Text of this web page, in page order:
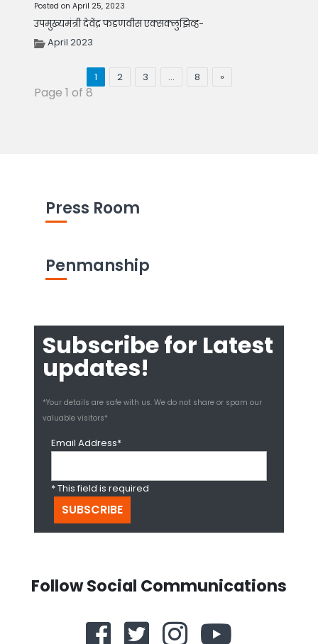
Press Room
Penmanship
Subscribe for Latest
updates!
*Your details are safe with us. We do not share or spam our
valuable visitors*
Email Address*
* This field is required
Follow Social Communications
Posted on April 25, 2023
उपमुख्यमंत्री देवेंद्र फडणवीस एक्सक्लुझिव्ह-
April 2023
1 2 3 … 8 »
Page 1 of 8